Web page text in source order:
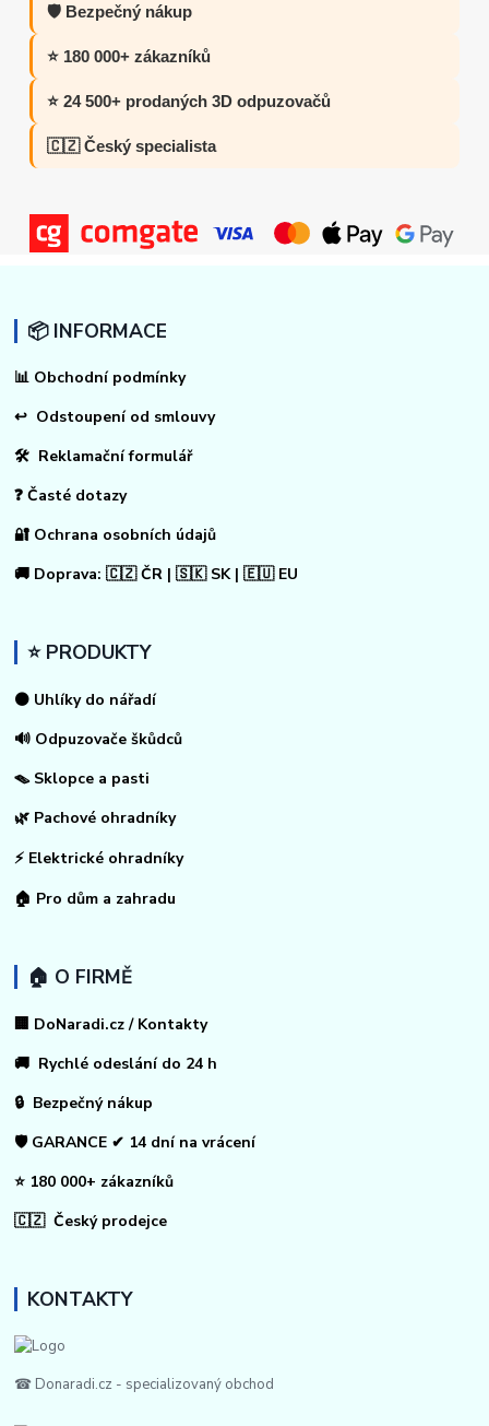
🛡️ Bezpečný nákup
⭐ 180 000+ zákazníků
⭐ 24 500+ prodaných 3D odpuzovačů
🇨🇿 Český specialista
📦 INFORMACE
📊 Obchodní podmínky
↩ Odstoupení od smlouvy
🛠 Reklamační formulář
❓ Časté dotazy
🔐 Ochrana osobních údajů
🚚 Doprava: 🇨🇿 ČR | 🇸🇰 SK | 🇪🇺 EU
⭐ PRODUKTY
⚫ Uhlíky do nářadí
🔊 Odpuzovače škůdců
🪤 Sklopce a pasti
🌿 Pachové ohradníky
⚡ Elektrické ohradníky
🏠 Pro dům a zahradu
🏠 O FIRMĚ
🏢 DoNaradi.cz / Kontakty
🚚 Rychlé odeslání do 24 h
🔒 Bezpečný nákup
🛡️ GARANCE ✔ 14 dní na vrácení
⭐ 180 000+ zákazníků
🇨🇿 Český prodejce
KONTAKTY
☎ Donaradi.cz - specializovaný obchod